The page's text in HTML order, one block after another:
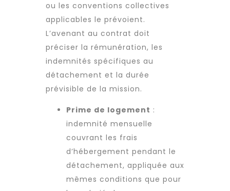
ou les conventions collectives
applicables le prévoient.
L’avenant au contrat doit
préciser la rémunération, les
indemnités spécifiques au
détachement et la durée
prévisible de la mission.
Prime de logement :
indemnité mensuelle
couvrant les frais
d’hébergement pendant le
détachement, appliquée aux
mêmes conditions que pour